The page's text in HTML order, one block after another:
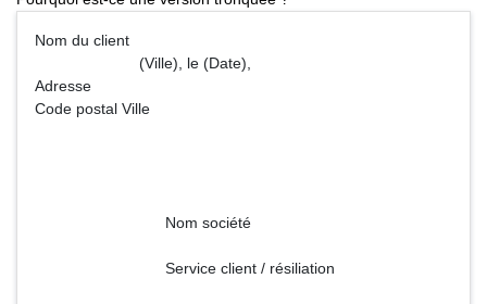
Nom du client
(Ville), le (Date),
Adresse
Code postal Ville
Nom société
Service client / résiliation